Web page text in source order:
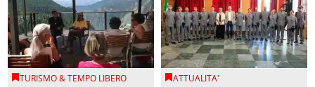
TURISMO & TEMPO LIBERO ATTUALITA'